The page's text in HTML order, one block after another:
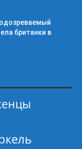
британки в